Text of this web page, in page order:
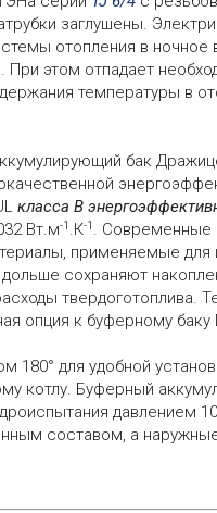
заглушены.
отопления в
этом отпадает
температуры в
бак
класса В
Вт.м-1 .К-1 . Современные
применяемые для
дольше сохраняют
твердоготоплива.
опция к буферному баку
180° для удобной
котлу. Буферный
давлением
составом, а